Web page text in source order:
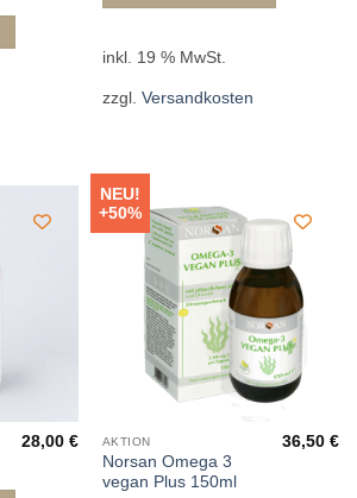
inkl. 19 % MwSt.
zzgl. Versandkosten
28,00€
NEU!
+50%
AKTION
Norsan Omega 3
vegan Plus 150ml
36,50€